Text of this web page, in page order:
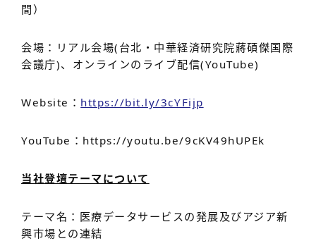
間）
会場：リアル会場(台北・中華経済研究院蔣碩傑国際
会議庁)、オンラインのライブ配信(YouTube)
Website： https://bit.ly/3cYFijp
YouTube：https://youtu.be/9cKV49hUPEk
当社登壇テーマについて
テーマ名：医療データサービスの発展及びアジア新
興市場との連結